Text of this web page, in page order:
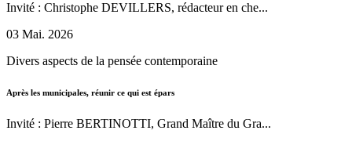
Invité : Christophe DEVILLERS, rédacteur en che...
03 Mai. 2026
Divers aspects de la pensée contemporaine
Après les municipales, réunir ce qui est épars
Invité : Pierre BERTINOTTI, Grand Maître du Gra...